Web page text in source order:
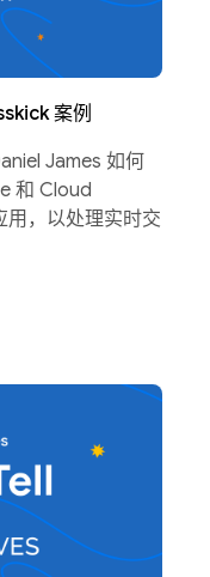
案例
James 如何
和 Cloud
，以处理实时交